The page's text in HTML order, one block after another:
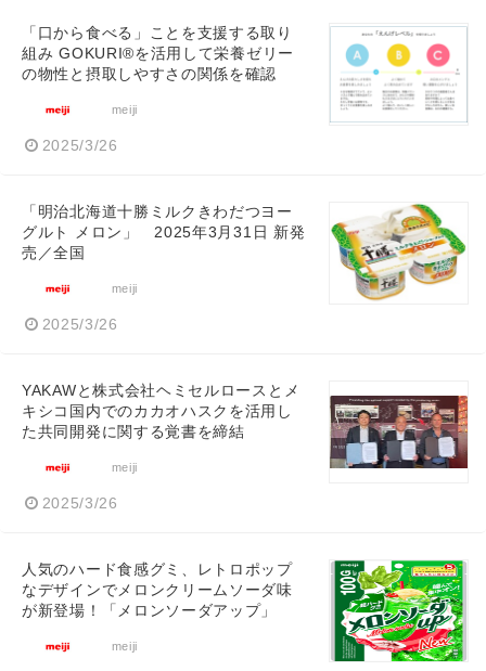
「口から食べる」ことを支援する取り
組み GOKURI®を活用して栄養ゼリー
の物性と摂取しやすさの関係を確認
meiji
2025/3/26
「明治北海道十勝ミルクきわだつヨー
グルト メロン」 2025年3月31日 新発
売／全国
meiji
2025/3/26
YAKAWと株式会社ヘミセルロースとメ
キシコ国内でのカカオハスクを活用し
た共同開発に関する覚書を締結
meiji
2025/3/26
人気のハード食感グミ、レトロポップ
なデザインでメロンクリームソーダ味
が新登場！「メロンソーダアップ」
meiji